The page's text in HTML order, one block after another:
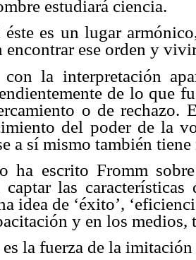
estudiará ciencia.
éste es un lugar
encontrar ese orden y
con la interpretación
de lo que
o de
del poder de la
a sí mismo también
ha escrito Fromm
las características
idea de ‘éxito’,
y en los medios,
es la fuerza de la